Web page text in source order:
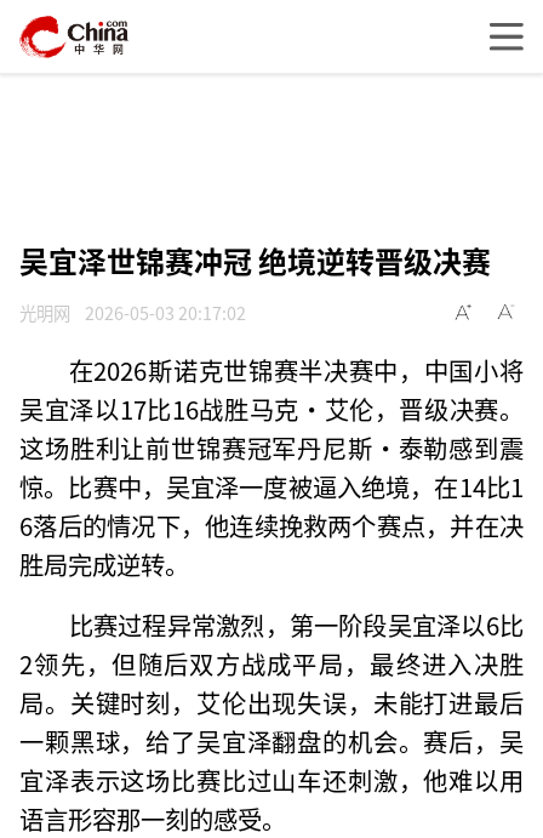
吴宜泽世锦赛冲冠 绝境逆转晋级决赛
光明网 2026-05-03 20:17:02
在2026斯诺克世锦赛半决赛中，中国小将
吴宜泽以17比16战胜马克·艾伦，晋级决赛。
这场胜利让前世锦赛冠军丹尼斯·泰勒感到震
惊。比赛中，吴宜泽一度被逼入绝境，在14比1
6落后的情况下，他连续挽救两个赛点，并在决
胜局完成逆转。
比赛过程异常激烈，第一阶段吴宜泽以6比
2领先，但随后双方战成平局，最终进入决胜
局。关键时刻，艾伦出现失误，未能打进最后
一颗黑球，给了吴宜泽翻盘的机会。赛后，吴
宜泽表示这场比赛比过山车还刺激，他难以用
语言形容那一刻的感受。